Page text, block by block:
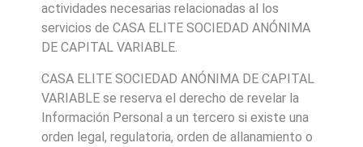
actividades necesarias relacionadas al los
servicios de CASA ELITE SOCIEDAD ANÓNIMA
DE CAPITAL VARIABLE.
CASA ELITE SOCIEDAD ANÓNIMA DE CAPITAL
VARIABLE se reserva el derecho de revelar la
Información Personal a un tercero si existe una
orden legal, regulatoria, orden de allanamiento o